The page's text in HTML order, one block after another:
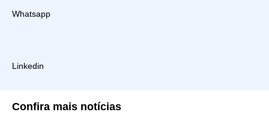
Whatsapp
Linkedin
Confira mais notícias